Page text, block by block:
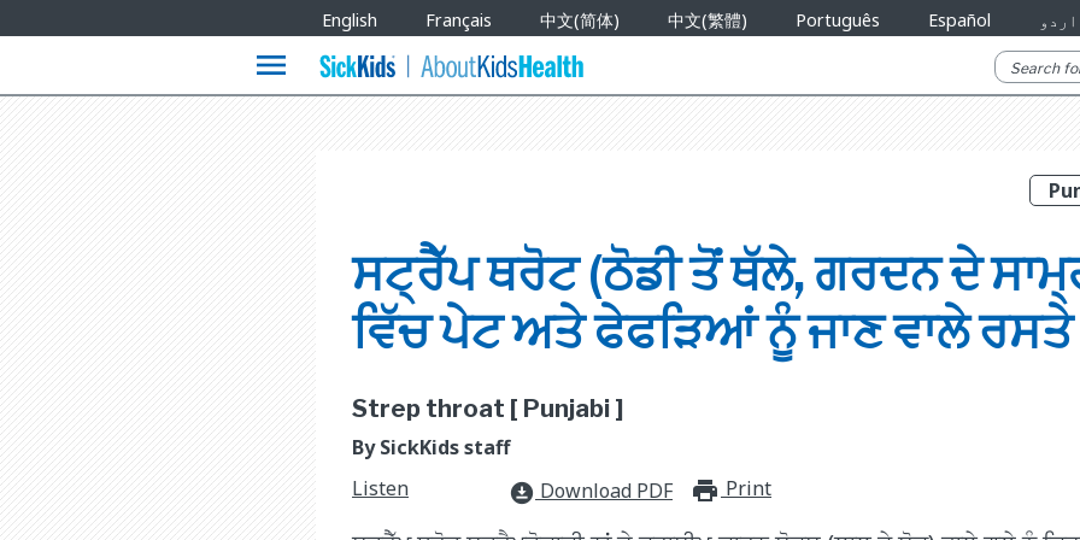
Languages
English Français 中文(简体) 中文(繁體) Português Español اردو
menu
ਸਟ੍ਰੈੱਪ ਥਰੋਟ (ਠੋਡੀ ਤੋਂ ਥੱਲੇ, ਗਰਦਨ ਦੇ
ਵਿੱਚ ਪੇਟ ਅਤੇ ਫੇਫੜਿਆਂ ਨੂੰ ਜਾਣ ਵਾਲੇ ਰਸਤੇ
Strep throat [ Punjabi ]
By SickKids staff
Listen
download_for_offline Download PDF print_for_offline
Print